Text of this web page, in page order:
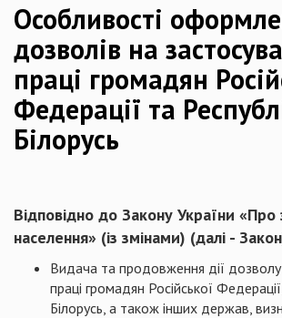
Особливості
дозволів на
праці громадян
Федерації та
Білорусь
Відповідно до Закону України «Про
населення» (із змінами) (далі -
Видача та продовження дії дозволу
праці громадян Російської
Білорусь, а також інших держав,